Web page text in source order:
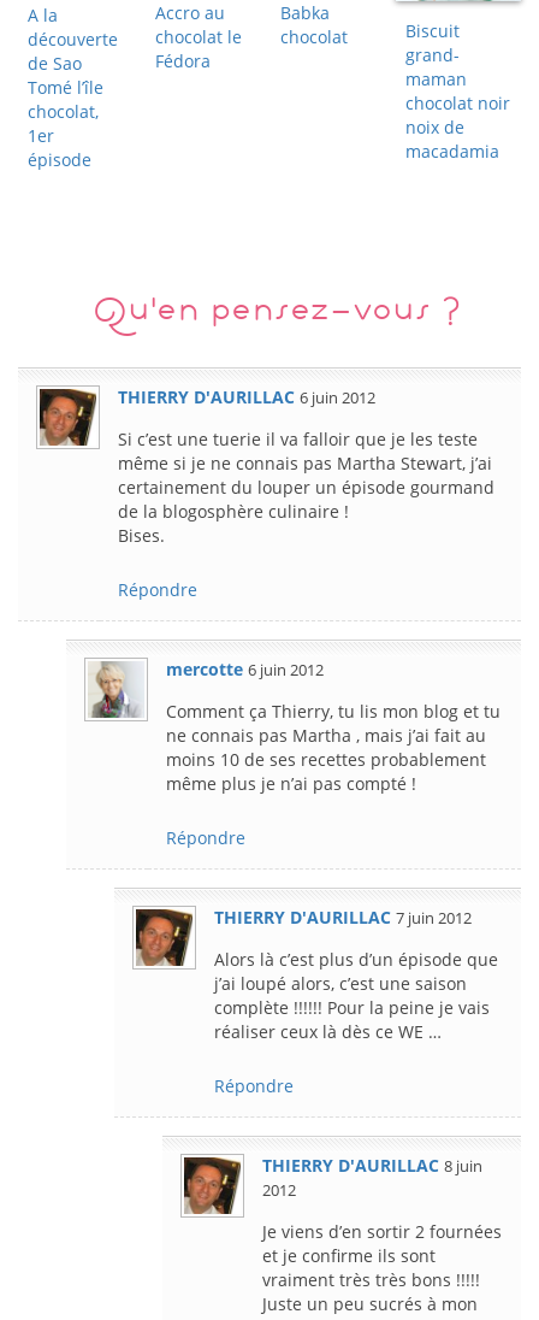
A la
découverte
de Sao
Tomé l’île
chocolat,
1er
épisode
Accro au
chocolat le
Fédora
Babka
chocolat
Biscuit
grand-
maman
chocolat noir
noix de
macadamia
Qu'en pensez-vous ?
THIERRY D'AURILLAC 6 juin 2012
Si c’est une tuerie il va falloir que je les teste
même si je ne connais pas Martha Stewart, j’ai
certainement du louper un épisode gourmand
de la blogosphère culinaire !
Bises.
Répondre
mercotte 6 juin 2012
Comment ça Thierry, tu lis mon blog et tu
ne connais pas Martha , mais j’ai fait au
moins 10 de ses recettes probablement
même plus je n’ai pas compté !
Répondre
THIERRY D'AURILLAC 7 juin 2012
Alors là c’est plus d’un épisode que
j’ai loupé alors, c’est une saison
complète !!!!!! Pour la peine je vais
réaliser ceux là dès ce WE …
Répondre
THIERRY D'AURILLAC 8 juin
2012
Je viens d’en sortir 2 fournées
et je confirme ils sont
vraiment très très bons !!!!!
Juste un peu sucrés à mon